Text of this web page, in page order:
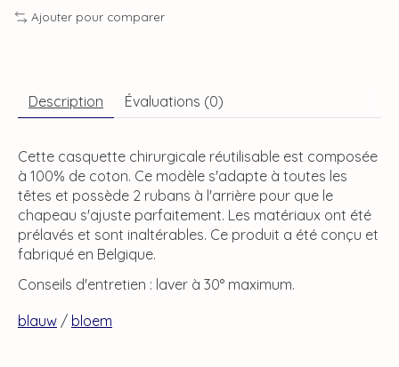
Ajouter pour comparer
Description Évaluations (0)
Cette casquette chirurgicale réutilisable est composée
à 100% de coton. Ce modèle s'adapte à toutes les
têtes et possède 2 rubans à l'arrière pour que le
chapeau s'ajuste parfaitement. Les matériaux ont été
prélavés et sont inaltérables. Ce produit a été conçu et
fabriqué en Belgique.
Conseils d'entretien : laver à 30° maximum.
blauw / bloem